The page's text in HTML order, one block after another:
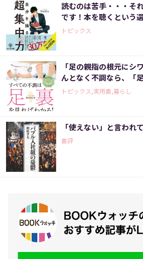
読むのは苦手・・・そ
です！本を聴くという選
トピックス
「足の親指の根元にシ
んとなく不調なら、「
トピックス,実用書,暮らし
「使えない」と言われ
書評